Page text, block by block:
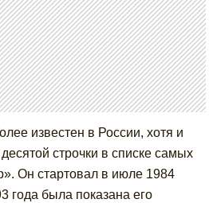
известен в России, хотя и
строчки в списке самых
Он стартовал в июле 1984
года была показана его